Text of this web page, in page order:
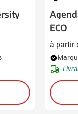
ECO
à partir